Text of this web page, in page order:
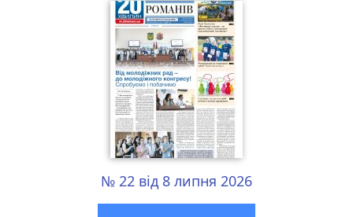
№ 22 від 8 липня 2026